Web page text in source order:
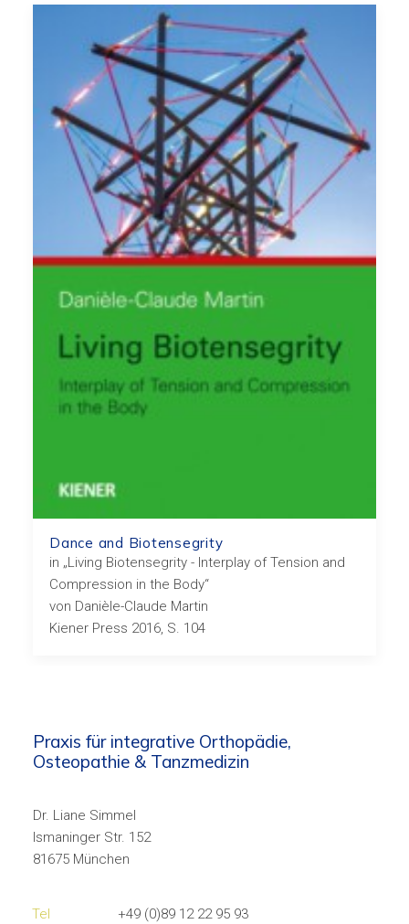
Dance and Biotensegrity
in „Living Biotensegrity - Interplay of Tension and
Compression in the Body“
von Danièle-Claude Martin
Kiener Press 2016, S. 104
Praxis für integrative Orthopädie,
Osteopathie & Tanzmedizin
Dr. Liane Simmel
Ismaninger Str. 152
81675 München
Tel +49 (0)89 12 22 95 93